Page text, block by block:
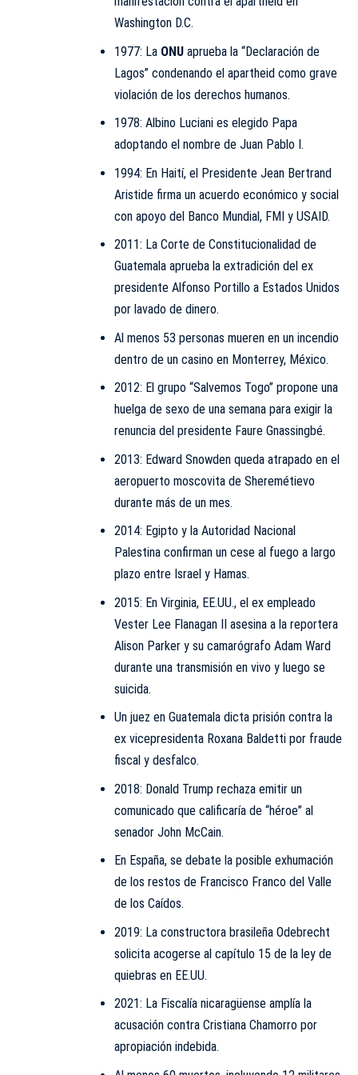
Washington D.C.
1977: La ONUaprueba la “Declaración de
Lagos” condenando el apartheid como grave
violación de los derechos humanos.
1978: Albino Luciani es elegido Papa
adoptando el nombre de Juan Pablo I.
1994: En Haití, el Presidente Jean Bertrand
Aristide firma un acuerdo económico y social
con apoyo del Banco Mundial, FMI y USAID.
2011: La Corte de Constitucionalidad de
Guatemala aprueba la extradición del ex
presidente Alfonso Portillo a Estados Unidos
por lavado de dinero.
Al menos 53 personas mueren en un incendio
dentro de un casino en Monterrey, México.
2012: El grupo “Salvemos Togo” propone una
huelga de sexo de una semana para exigir la
renuncia del presidente Faure Gnassingbé.
2013: Edward Snowden queda atrapado en el
aeropuerto moscovita de Sheremétievo
durante más de un mes.
2014: Egipto y la Autoridad Nacional
Palestina confirman un cese al fuego a largo
plazo entre Israel y Hamas.
2015: En Virginia, EE.UU., el ex empleado
Vester Lee Flanagan II asesina a la reportera
Alison Parker y su camarógrafo Adam Ward
durante una transmisión en vivo y luego se
suicida.
Un juez en Guatemala dicta prisión contra la
ex vicepresidenta Roxana Baldetti por fraude
fiscal y desfalco.
2018: Donald Trump rechaza emitir un
comunicado que calificaría de “héroe” al
senador John McCain.
En España, se debate la posible exhumación
de los restos de Francisco Franco del Valle
de los Caídos.
2019: La constructora brasileña Odebrecht
solicita acogerse al capítulo 15 de la ley de
quiebras en EE.UU.
2021: La Fiscalía nicaragüense amplía la
acusación contra Cristiana Chamorro por
apropiación indebida.